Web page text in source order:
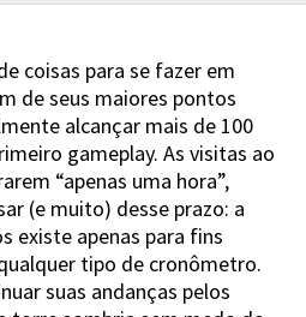
coisas para se fazer em
de seus maiores pontos
alcançar mais de 100
gameplay. As visitas ao
“apenas uma hora”,
(e muito) desse prazo: a
existe apenas para fins
tipo de cronômetro.
suas andanças pelos